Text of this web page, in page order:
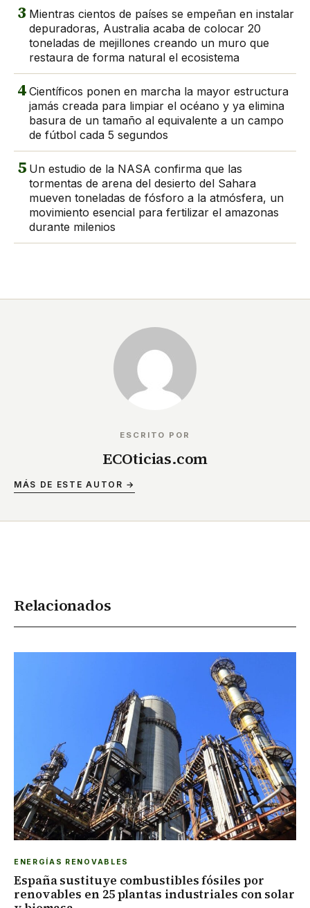
3 Mientras cientos de países se empeñan en instalar
depuradoras, Australia acaba de colocar 20
toneladas de mejillones creando un muro que
restaura de forma natural el ecosistema
4 Científicos ponen en marcha la mayor estructura
jamás creada para limpiar el océano y ya elimina
basura de un tamaño al equivalente a un campo
de fútbol cada 5 segundos
5 Un estudio de la NASA confirma que las
tormentas de arena del desierto del Sahara
mueven toneladas de fósforo a la atmósfera, un
movimiento esencial para fertilizar el amazonas
durante milenios
ESCRITO POR
ECOticias.com
MÁS DE ESTE AUTOR →
Relacionados
ENERGÍAS RENOVABLES
España sustituye combustibles fósiles por
renovables en 25 plantas industriales con solar